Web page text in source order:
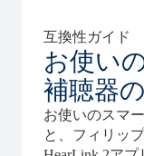
互換性ガイド
お使い
補聴器
お使いのスマ
と、フィリッ